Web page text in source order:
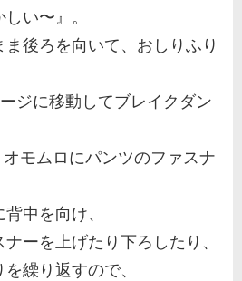
い〜』。
後ろを向いて、おしりふり
ジに移動してブレイクダン
モムロにパンツのファスナ
中を向け、
ーを上げたり下ろしたり、
繰り返すので、